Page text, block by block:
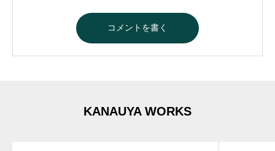
KANAUYA WORKS